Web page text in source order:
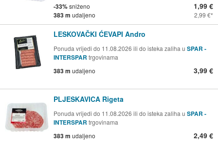
-33%sniženo
383 m udaljeno
1,99 €
2,99 €
LESKOVAČKI ĆEVAPI Andro
Ponuda vrijedi do 11.08.2026 ili do isteka zaliha u SPAR -
INTERSPAR trgovinama
383 m udaljeno 3,99 €
PLJESKAVICA Rigeta
Ponuda vrijedi do 11.08.2026 ili do isteka zaliha u SPAR -
INTERSPAR trgovinama
383 m udaljeno 2,49 €